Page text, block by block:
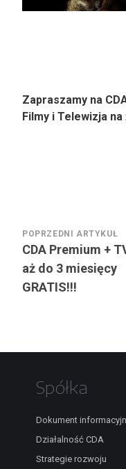
Zapraszamy na
Filmy i Telewizja na
Nawigacja
wpisu
POPRZEDNI ARTYKUŁ
CDA Premium +
aż do 3 miesięcy
GRATIS!!!
Spółka
Dokument
Działalność CDA
Strategie rozwoju